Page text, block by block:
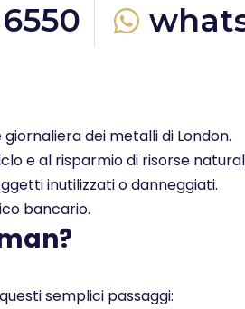
dei metalli di London.
e al risparmio di risorse
inutilizzati o danneggiati.
bancario.
semplici passaggi: